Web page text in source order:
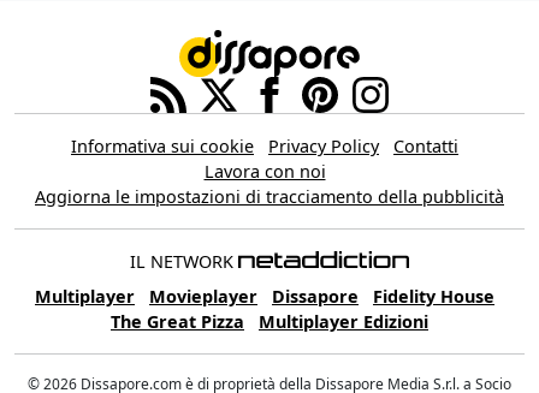
Informativa sui cookie Privacy Policy
Contatti
Lavora con noi
Aggiorna le impostazioni di tracciamento della pubblicità
IL NETWORK
Multiplayer
Movieplayer Dissapore
Fidelity House
The Great Pizza
Multiplayer Edizioni
© 2026 Dissapore.com è di proprietà della Dissapore Media S.r.l. a Socio